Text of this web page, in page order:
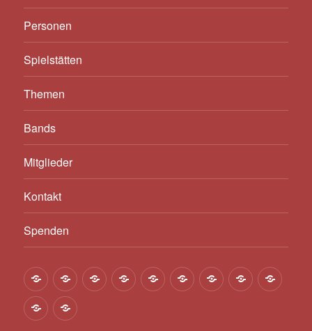
Personen
Spielstätten
Themen
Bands
Mitglieder
Kontakt
Spenden
Über
uns
Konzert-
Termine
Geschichte
BandsPersonenSpielstätten
ThemenBands
KontaktSpenden